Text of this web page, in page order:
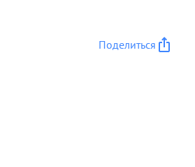
Поделиться